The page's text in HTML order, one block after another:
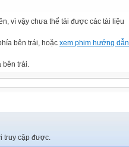
vì vậy chưa thể tải được các tài liệu
bên trái, hoặc xem phim hướng dẫn
bên trái.
truy cập được.